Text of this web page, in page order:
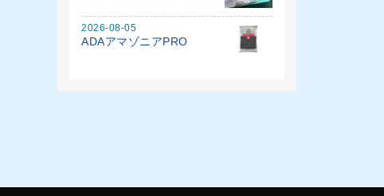
2026-08-05
ADAアマゾニアPRO